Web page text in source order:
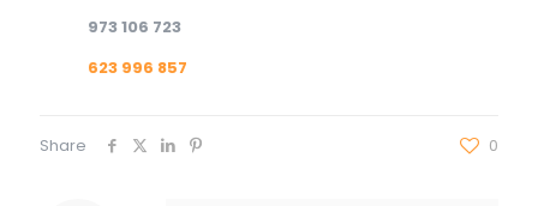
973 106 723
623 996 857
Share 0